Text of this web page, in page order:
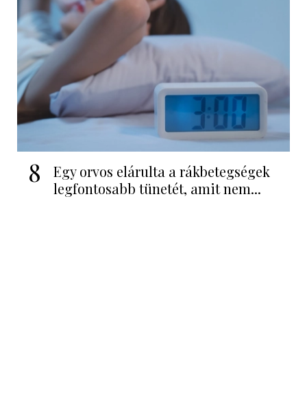
8
Egy orvos elárulta a rákbetegségek
legfontosabb tünetét, amit nem...